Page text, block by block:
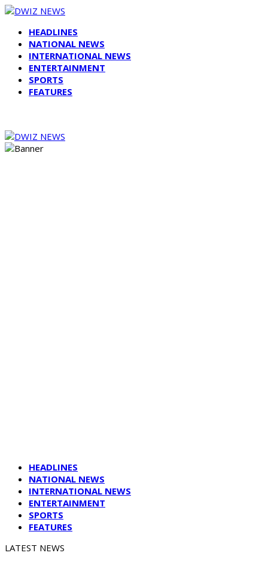
HEADLINES
NATIONAL NEWS
INTERNATIONAL NEWS
ENTERTAINMENT
SPORTS
FEATURES
HEADLINES
NATIONAL NEWS
INTERNATIONAL NEWS
ENTERTAINMENT
SPORTS
FEATURES
LATEST NEWS